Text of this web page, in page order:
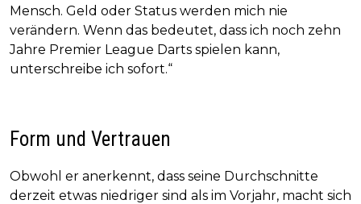
Mensch. Geld oder Status werden mich nie
verändern. Wenn das bedeutet, dass ich noch zehn
Jahre Premier League Darts spielen kann,
unterschreibe ich sofort.“
Form und Vertrauen
Obwohl er anerkennt, dass seine Durchschnitte
derzeit etwas niedriger sind als im Vorjahr, macht sich